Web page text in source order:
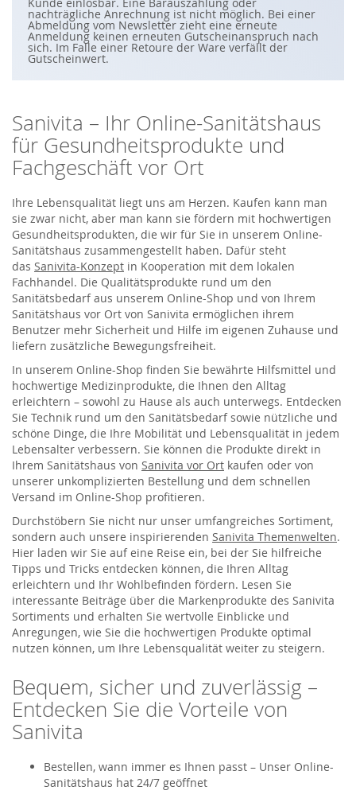
i
e
s
i
c
f
n
s
e
r
e
n
e
s
l
e
t
t
e
r
a
n
Kunde einlösbar. Eine Barauszahlung oder
nachträgliche Anrechnung ist nicht möglich. Bei einer
Abmeldung vom Newsletter zieht eine erneute
Anmeldung keinen erneuten Gutscheinanspruch nach
sich. Im Falle einer Retoure der Ware verfällt der
Gutscheinwert.
Sanivita – Ihr Online-Sanitätshaus
für Gesundheitsprodukte und
Fachgeschäft vor Ort
Ihre Lebensqualität liegt uns am Herzen. Kaufen kann man
sie zwar nicht, aber man kann sie fördern mit hochwertigen
Gesundheitsprodukten, die wir für Sie in unserem Online-
Sanitätshaus zusammengestellt haben. Dafür steht
das Sanivita-Konzept in Kooperation mit dem lokalen
Fachhandel. Die Qualitätsprodukte rund um den
Sanitätsbedarf aus unserem Online-Shop und von Ihrem
Sanitätshaus vor Ort von Sanivita ermöglichen ihrem
Benutzer mehr Sicherheit und Hilfe im eigenen Zuhause und
liefern zusätzliche Bewegungsfreiheit.
In unserem Online-Shop finden Sie bewährte Hilfsmittel und
hochwertige Medizinprodukte, die Ihnen den Alltag
erleichtern – sowohl zu Hause als auch unterwegs. Entdecken
Sie Technik rund um den Sanitätsbedarf sowie nützliche und
schöne Dinge, die Ihre Mobilität und Lebensqualität in jedem
Lebensalter verbessern. Sie können die Produkte direkt in
Ihrem Sanitätshaus von Sanivita vor Ort kaufen oder von
unserer unkomplizierten Bestellung und dem schnellen
Versand im Online-Shop profitieren.
Durchstöbern Sie nicht nur unser umfangreiches Sortiment,
sondern auch unsere inspirierenden Sanivita Themenwelten.
Hier laden wir Sie auf eine Reise ein, bei der Sie hilfreiche
Tipps und Tricks entdecken können, die Ihren Alltag
erleichtern und Ihr Wohlbefinden fördern. Lesen Sie
interessante Beiträge über die Markenprodukte des Sanivita
Sortiments und erhalten Sie wertvolle Einblicke und
Anregungen, wie Sie die hochwertigen Produkte optimal
nutzen können, um Ihre Lebensqualität weiter zu steigern.
Bequem, sicher und zuverlässig –
Entdecken Sie die Vorteile von
Sanivita
Bestellen, wann immer es Ihnen passt – Unser Online-
Sanitätshaus hat 24/7 geöffnet